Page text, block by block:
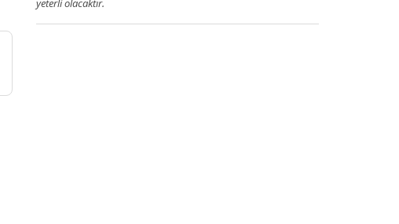
yeterli olacaktır.